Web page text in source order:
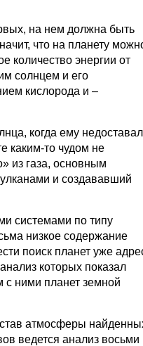
на нем должна быть
что на планету
количество энергии от
солнцем и его
кислорода и –
когда ему
каким-то чудом не
из газа, основным
и создававший
системами по типу
низкое содержание
поиск планет уже
которых показал
ними планет земной
атмосферы
ведется анализ восьми